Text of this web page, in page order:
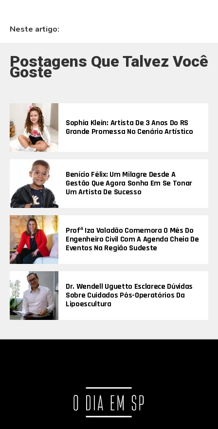
Neste artigo:
Postagens Que Talvez Você
Goste
Sophia Klein: Artista De 3 Anos Do RS
Grande Promessa No Cenário Artístico
Benício Félix: Um Milagre Desde A
Gestão Que Agora Sonha Em Se Tonar
Um Artista De Sucesso
Profª Iza Valadão Comemora O Mês Do
Engenheiro Civil Com A Agenda Cheia De
Eventos Na Região Sudeste
Dr. Wendell Uguetto Esclarece Dúvidas
Sobre Cuidados Pós-Operatórios Da
Lipoescultura